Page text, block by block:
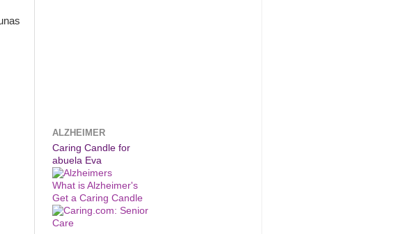
ALZHEIMER
Caring Candle for
abuela Eva
What is Alzheimer's
Get a Caring Candle